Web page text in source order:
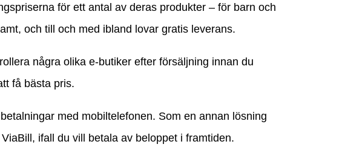
för ett antal av deras produkter – för barn och
och till och med ibland lovar gratis leverans.
några olika e-butiker efter försäljning innan du
få bästa pris.
med mobiltelefonen. Som en annan lösning
ifall du vill betala av beloppet i framtiden.